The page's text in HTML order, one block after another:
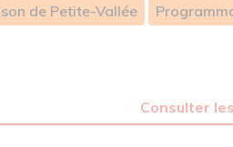
de Petite-Vallée
consulter